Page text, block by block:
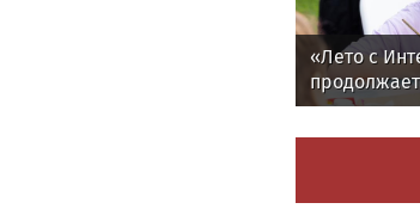
«Лето с
программы